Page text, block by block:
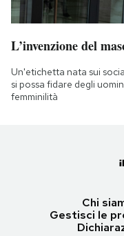
L’invenzione del
Un'etichetta nata sui
si possa fidare degli
femminilità
Chi
Gestisci le